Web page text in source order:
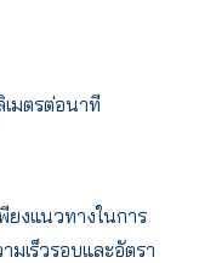
มตรต่อนาที
ยงแนวทางในการ
มเร็วรอบและอัตรา